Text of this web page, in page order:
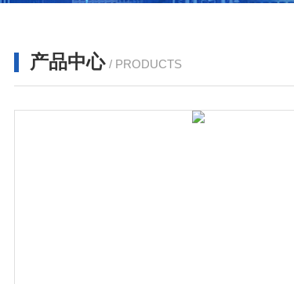
产品中心 / PRODUCTS